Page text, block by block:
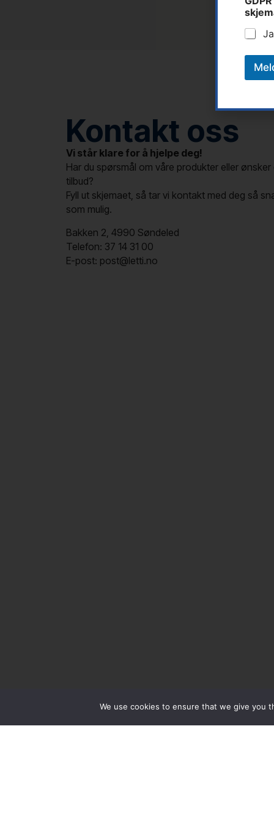
Kontakt oss
Vi står klare for å hjelpe deg!
Har du spørsmål om våre produkter eller ønsker
tilbud?
Fyll ut skjemaet, så tar vi kontakt med deg så
som mulig.
Bakken 2, 4990 Søndeled
Telefon: 37 14 31 00
E-post: post@letti.no
We use cookies to ensure that we give you